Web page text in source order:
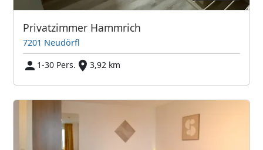
Privatzimmer Hammrich
7201 Neudörfl
1-30 Pers.
3,92 km